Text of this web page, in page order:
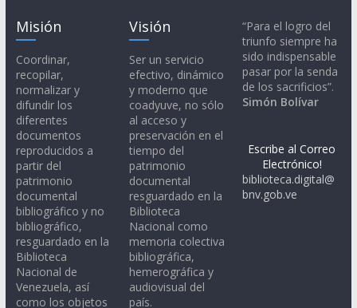
Misión
Coordinar,
recopilar,
normalizar y
difundir los
diferentes
documentos
reproducidos a
partir del
patrimonio
documental
bibliográfico y no
bibliográfico,
resguardado en la
Biblioteca
Nacional de
Venezuela, así
como los objetos
Visión
Ser un servicio
efectivo, dinámico
y moderno que
coadyuve, no sólo
al acceso y
preservación en el
tiempo del
patrimonio
documental
resguardado en la
Biblioteca
Nacional como
memoria colectiva
bibliográfica,
hemerográfica y
audiovisual del
país.
“Para el logro del
triunfo siempre ha
sido indispensable
pasar por la senda
de los sacrificios”.
Simón Bolívar
Escribe al Correo
Electrónico!
biblioteca.digital@
bnv.gob.ve